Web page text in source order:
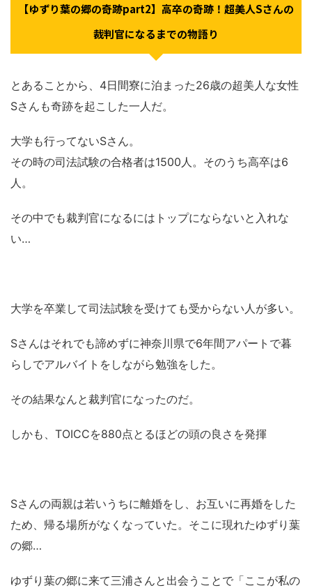
【ゆずり葉の郷の奇跡part2】高卒の奇跡！超美人Sさんの
裁判官になるまでの物語り
とあることから、4日間寮に泊まった26歳の超美人な女性
Sさんも奇跡を起こした一人だ。
大学も行ってないSさん。
その時の司法試験の合格者は1500人。そのうち高卒は6
人。
その中でも裁判官になるにはトップにならないと入れな
い…
大学を卒業して司法試験を受けても受からない人が多い。
Sさんはそれでも諦めずに神奈川県で6年間アパートで暮
らしでアルバイトをしながら勉強をした。
その結果なんと裁判官になったのだ。
しかも、TOICCを880点とるほどの頭の良さを発揮
Sさんの両親は若いうちに離婚をし、お互いに再婚をした
ため、帰る場所がなくなっていた。そこに現れたゆずり葉
の郷…
ゆずり葉の郷に来て三浦さんと出会うことで「ここが私の